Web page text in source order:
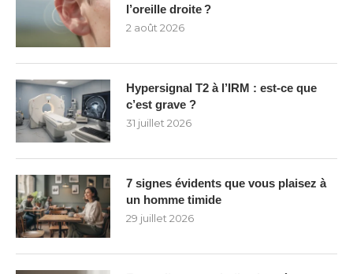
l’oreille droite ?
2 août 2026
Hypersignal T2 à l’IRM : est-ce que
c’est grave ?
31 juillet 2026
7 signes évidents que vous plaisez à
un homme timide
29 juillet 2026